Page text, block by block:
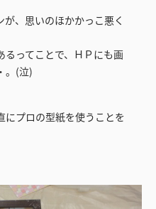
、思いのほかかっこ悪く
るってことで、ＨＰにも画
。(泣)
にプロの型紙を使うことを